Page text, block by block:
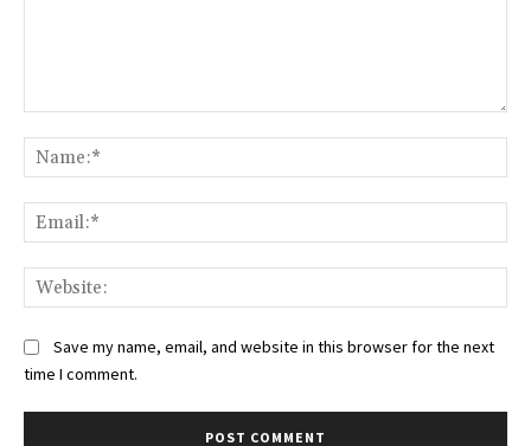
Save my name, email, and website in this browser for the next
time I comment.